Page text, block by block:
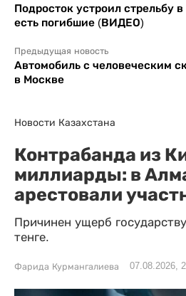
Подросток устроил стрельбу
есть погибшие (ВИДЕО)
Предыдущая новость
Автомобиль с человеческим
в Москве
Новости Казахстана
Контрабанда из
миллиарды: в
арестовали
Причинен ущерб
тенге.
Фарида Курмангалиева 07.08.2026,